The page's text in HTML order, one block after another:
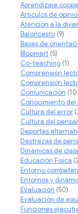
Aprendizaje
Artículos de
Atención a la
Baloncesto (9)
Bases de
Bloomart (5)
Co-teaching (1)
Comprensión
Comprensión
Comunicación
Conocimiento del
Cultura del error
Cultura del
Deportes
Destrezas de
Dinámicas de
Educación Física
Entorno
Entornos y
Evaluación (50)
Evaluación de
Funciones